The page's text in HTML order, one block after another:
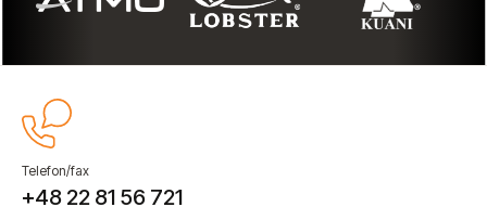
Telefon/fax
+48 22 81 56 721